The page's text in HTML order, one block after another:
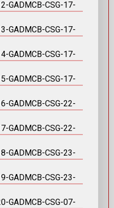
GADMCB-CSG-17-
GADMCB-CSG-17-
GADMCB-CSG-17-
GADMCB-CSG-17-
GADMCB-CSG-22-
GADMCB-CSG-22-
GADMCB-CSG-23-
GADMCB-CSG-23-
GADMCB-CSG-07-